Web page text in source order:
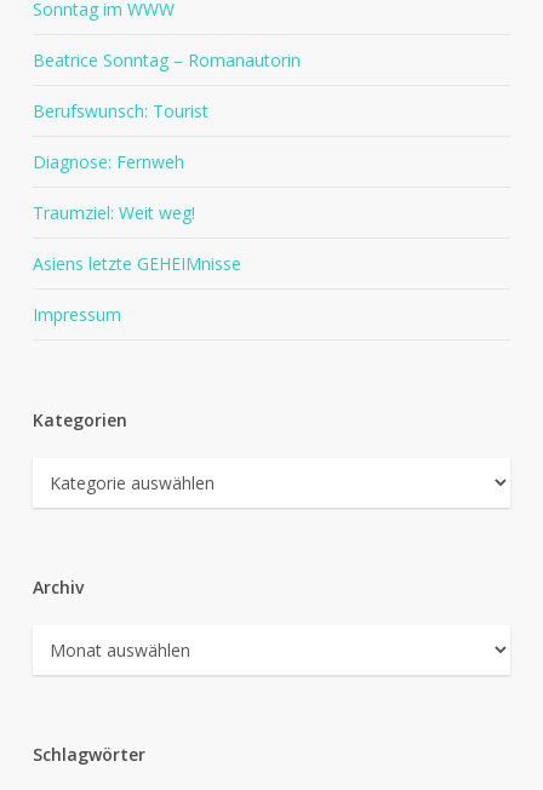
Sonntag im WWW
Beatrice Sonntag – Romanautorin
Berufswunsch: Tourist
Diagnose: Fernweh
Traumziel: Weit weg!
Asiens letzte GEHEIMnisse
Impressum
Kategorien
Kategorien
Archiv
Archiv
Schlagwörter